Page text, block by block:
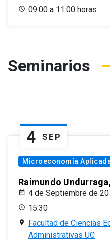
09:00 a 11:00 horas
Seminarios
4 SEP
Microeconomía
Raimundo
4 de Septiembre de
15:30
Facultad de Ciencias
Administrativas UC